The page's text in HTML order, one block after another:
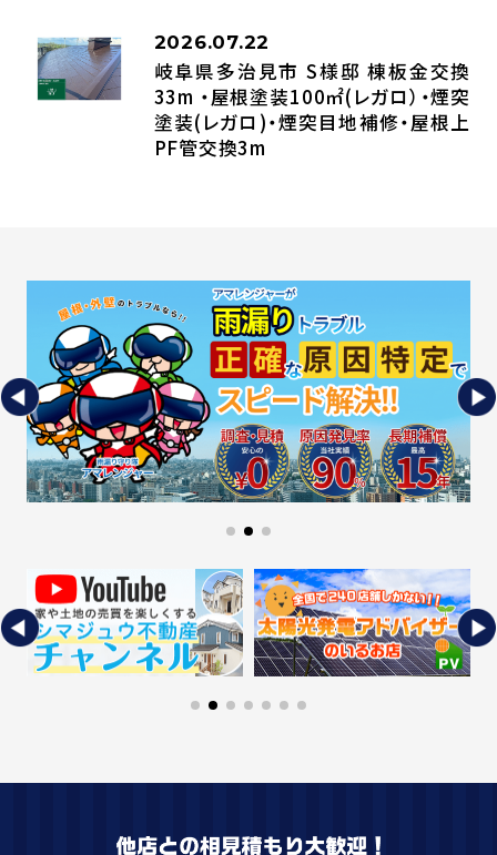
2026.07.22
岐阜県多治見市 S様邸 棟板金交換
33m ・屋根塗装100㎡(レガロ）・煙突
塗装(レガロ)・煙突目地補修・屋根上
PF管交換3m